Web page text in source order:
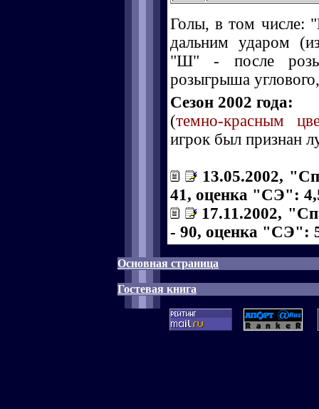
Голы, в том числе:
дальним ударом
"Ш" - после
розыгрыша
Сезон 2002 года:
(темно-красным
игрок был признан
13.05.2002,
41, оценка "СЭ":
17.11.2002,
- 90, оценка "СЭ":
Основная страница
Гостевая книга